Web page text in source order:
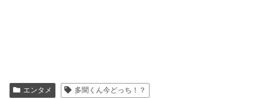
エンタメ 多聞くん今どっち！？